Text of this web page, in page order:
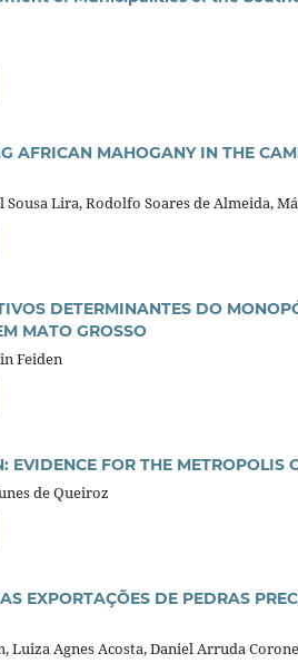
AFRICAN MAHOGANY IN THE
Lira, Rodolfo Soares de Almeida,
DETERMINANTES DO
MATO GROSSO
Feiden
FOR THE METROPOLIS
de Queiroz
EXPORTAÇÕES DE PEDRAS
Luiza Agnes Acosta, Daniel Arruda